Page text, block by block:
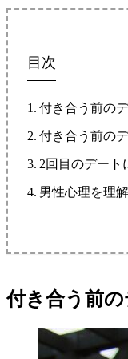
目次
付き合う前の
付き合う前の
2回目のデート
男性心理を理
付き合う前